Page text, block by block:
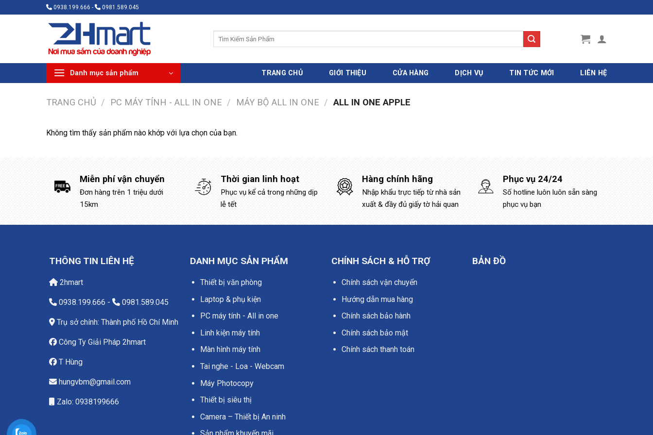
qua
0938.199.666 - 0981.589.045
Danh mục sản phẩm TRANG CHỦ GIỚI THIỆU CỬA HÀNG DỊCH VỤ TIN TỨC MỚI LIÊN HỆ
TRANG CHỦ / PC MÁY TÍNH - ALL IN ONE / MÁY BỘ ALL IN ONE / ALL IN ONE APPLE
Không tìm thấy sản phẩm nào khớp với lựa chọn của bạn.
Miễn phí vận chuyển
Đơn hàng trên 1 triệu dưới
15km
Thời gian linh hoạt
Phục vụ kể cả trong những dịp
lễ tết
Hàng chính hãng
Nhập khẩu trực tiếp từ nhà sản
xuất & đầy đủ giấy tờ hải quan
Phục vụ 24/24
Số hotline luôn luôn sẵn sàng
phục vụ bạn
THÔNG TIN LIÊN HỆ
2hmart
0938.199.666 - 0981.589.045
Trụ sở chính: Thành phố Hồ Chí Minh
Công Ty Giải Pháp 2hmart
T Hùng
hungvbm@gmail.com
Zalo: 0938199666
DANH MỤC SẢN PHẨM
Thiết bị văn phòng
Laptop & phụ kiện
PC máy tính - All in one
Linh kiện máy tính
Màn hình máy tính
Tai nghe - Loa - Webcam
Máy Photocopy
Thiết bị siêu thị
Camera – Thiết bị An ninh
CHÍNH SÁCH & HỖ TRỢ
Chính sách vận chuyển
Hướng dẫn mua hàng
Chính sách bảo hành
Chính sách bảo mật
Chính sách thanh toán
BẢN ĐỒ